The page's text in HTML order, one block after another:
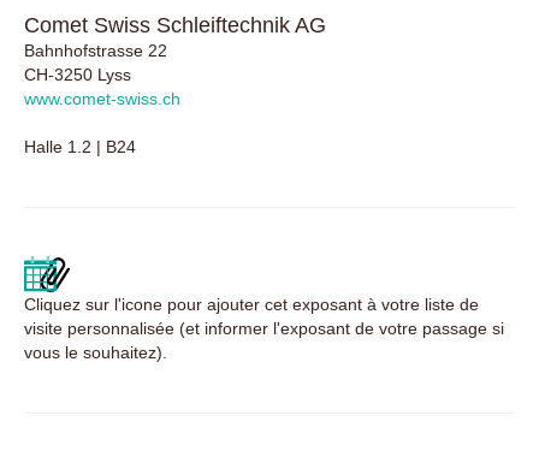
Comet Swiss Schleiftechnik AG
Bahnhofstrasse 22
CH-3250 Lyss
www.comet-swiss.ch
Halle 1.2 | B24
Cliquez sur l'icone pour ajouter cet exposant à votre liste de
visite personnalisée (et informer l'exposant de votre passage si
vous le souhaitez).